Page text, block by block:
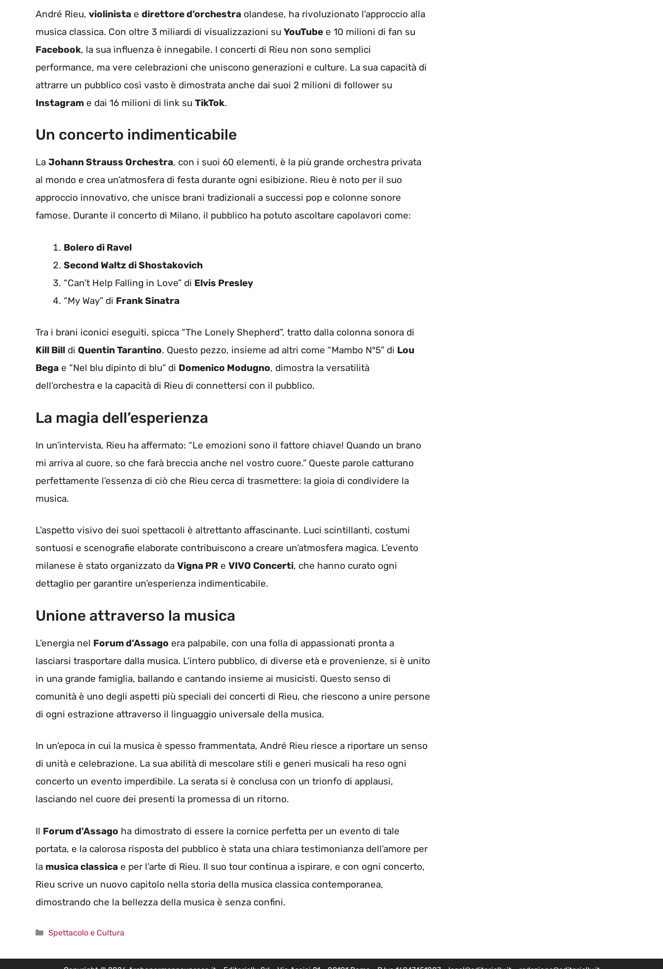
André Rieu, violinista e direttore d’orchestra olandese, ha rivoluzionato l’approccio alla
musica classica. Con oltre 3 miliardi di visualizzazioni su YouTube e 10 milioni di fan su
Facebook, la sua influenza è innegabile. I concerti di Rieu non sono semplici
performance, ma vere celebrazioni che uniscono generazioni e culture. La sua capacità di
attrarre un pubblico così vasto è dimostrata anche dai suoi 2 milioni di follower su
Instagram e dai 16 milioni di link su TikTok.
Un concerto indimenticabile
La Johann Strauss Orchestra, con i suoi 60 elementi, è la più grande orchestra privata
al mondo e crea un’atmosfera di festa durante ogni esibizione. Rieu è noto per il suo
approccio innovativo, che unisce brani tradizionali a successi pop e colonne sonore
famose. Durante il concerto di Milano, il pubblico ha potuto ascoltare capolavori come:
Bolero di Ravel
Second Waltz di Shostakovich
“Can’t Help Falling in Love” di Elvis Presley
“My Way” di Frank Sinatra
Tra i brani iconici eseguiti, spicca “The Lonely Shepherd”, tratto dalla colonna sonora di
Kill Bill di Quentin Tarantino. Questo pezzo, insieme ad altri come “Mambo N°5” di Lou
Bega e “Nel blu dipinto di blu” di Domenico Modugno, dimostra la versatilità
dell’orchestra e la capacità di Rieu di connettersi con il pubblico.
La magia dell’esperienza
In un’intervista, Rieu ha affermato: “Le emozioni sono il fattore chiave! Quando un brano
mi arriva al cuore, so che farà breccia anche nel vostro cuore.” Queste parole catturano
perfettamente l’essenza di ciò che Rieu cerca di trasmettere: la gioia di condividere la
musica.
L’aspetto visivo dei suoi spettacoli è altrettanto affascinante. Luci scintillanti, costumi
sontuosi e scenografie elaborate contribuiscono a creare un’atmosfera magica. L’evento
milanese è stato organizzato da Vigna PR e VIVO Concerti, che hanno curato ogni
dettaglio per garantire un’esperienza indimenticabile.
Unione attraverso la musica
L’energia nel Forum d’Assago era palpabile, con una folla di appassionati pronta a
lasciarsi trasportare dalla musica. L’intero pubblico, di diverse età e provenienze, si è unito
in una grande famiglia, ballando e cantando insieme ai musicisti. Questo senso di
comunità è uno degli aspetti più speciali dei concerti di Rieu, che riescono a unire persone
di ogni estrazione attraverso il linguaggio universale della musica.
In un’epoca in cui la musica è spesso frammentata, André Rieu riesce a riportare un senso
di unità e celebrazione. La sua abilità di mescolare stili e generi musicali ha reso ogni
concerto un evento imperdibile. La serata si è conclusa con un trionfo di applausi,
lasciando nel cuore dei presenti la promessa di un ritorno.
Il Forum d’Assago ha dimostrato di essere la cornice perfetta per un evento di tale
portata, e la calorosa risposta del pubblico è stata una chiara testimonianza dell’amore per
la musica classica e per l’arte di Rieu. Il suo tour continua a ispirare, e con ogni concerto,
Rieu scrive un nuovo capitolo nella storia della musica classica contemporanea,
dimostrando che la bellezza della musica è senza confini.
Categorie
Spettacolo e Cultura